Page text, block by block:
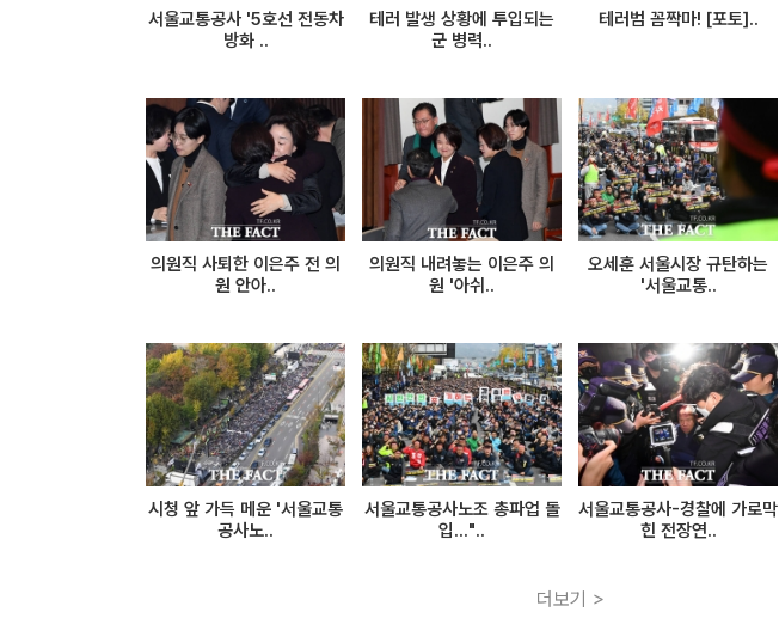
서울교통공사 '5호선 전동차
방화 ..
테러 발생 상황에 투입되는
군 병력..
테러범 꼼짝마! [포토]..
의원직 사퇴한 이은주 전 의
원 안아..
의원직 내려놓는 이은주 의
원 '아쉬..
오세훈 서울시장 규탄하는
'서울교통..
시청 앞 가득 메운 '서울교통
공사노..
서울교통공사노조 총파업 돌
입..."..
서울교통공사-경찰에 가로막
힌 전장연..
더보기 >